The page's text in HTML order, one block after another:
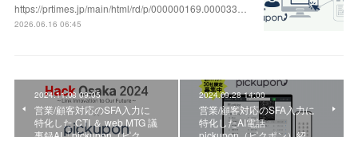
https://prtimes.jp/main/html/rd/p/000000169.000033…
2026.06.16 06:45
2024.11.08 09:05
営業/顧客対応のSFA入力に
特化した CTI ＆ web MTG 議
事録AI「pickupon（ピク…
2024.09.28 14:00
営業/顧客対応のSFA入力に
特化したAI電話
pickupon（ピクポン）紹…